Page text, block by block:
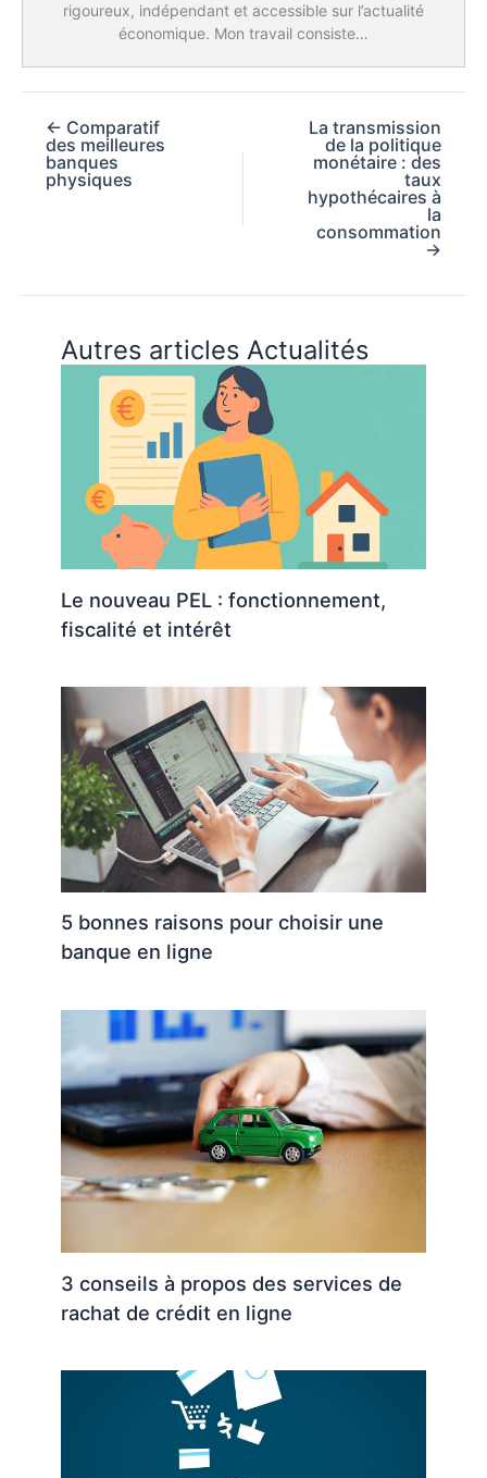
rigoureux, indépendant et accessible sur l’actualité
économique. Mon travail consiste…
← Comparatif
des meilleures
banques
physiques
La transmission
de la politique
monétaire : des
taux
hypothécaires à
la
consommation
→
Autres articles Actualités
Le nouveau PEL : fonctionnement,
fiscalité et intérêt
5 bonnes raisons pour choisir une
banque en ligne
3 conseils à propos des services de
rachat de crédit en ligne